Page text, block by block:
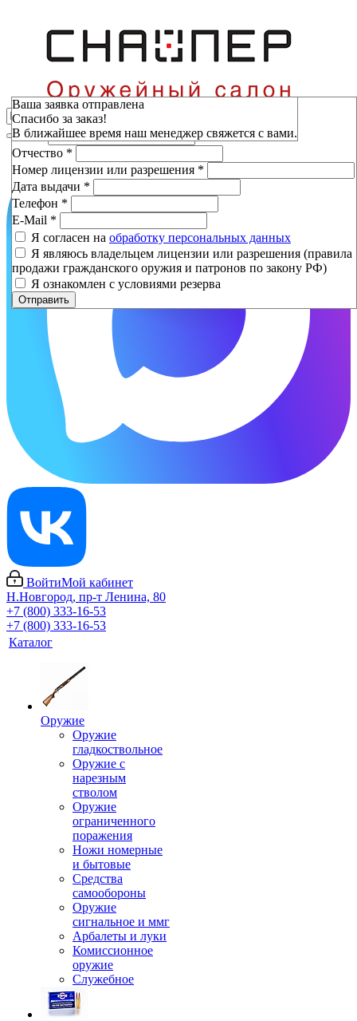
ВойтиМой кабинет
Н.Новгород, пр-т Ленина, 80
+7 (800) 333-16-53
+7 (800) 333-16-53
Каталог
Оружие
Оружие
гладкоствольное
Оружие с
нарезным
стволом
Оружие
ограниченного
поражения
Ножи номерные
и бытовые
Средства
самообороны
Оружие
сигнальное и ммг
Арбалеты и луки
Комиссионное
оружие
Служебное
Зарезервировать
Фамилия*
Имя*
Отчество *
Номер лицензии или разрешения *
Дата выдачи *
Телефон *
E-Mail *
Я согласен на обработку персональных данных
Я являюсь владельцем лицензии или разрешения (правила
продажи гражданского оружия и патронов по закону РФ)
Я ознакомлен с условиями резерва
Отправить
Ваша заявка отправлена
Спасибо за заказ!
В ближайшее время наш менеджер свяжется с вами.